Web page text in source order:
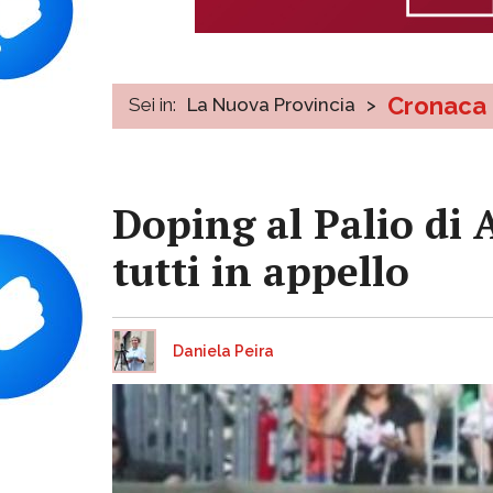
Sei in: La Nuova Provincia > Cronaca
Doping al Palio di
tutti in appello
Daniela Peira